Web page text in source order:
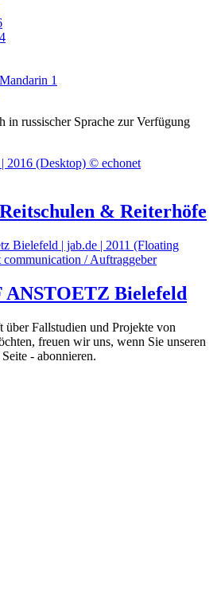
4
1
in russischer Sprache zur Verfügung
& Reiterhöfe
ANSTOETZ Bielefeld
Fallstudien und Projekte von
freuen wir uns, wenn Sie unseren
- abonnieren.